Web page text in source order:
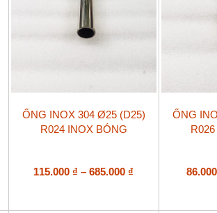
Sản
phẩm
tùy
ỐNG INOX 304 Ø25 (D25)
R024 INOX BÓNG
115.000 ₫ – 685.000 ₫
115.000 ₫
Sản
phẩm
tùy
ỐNG
86.000